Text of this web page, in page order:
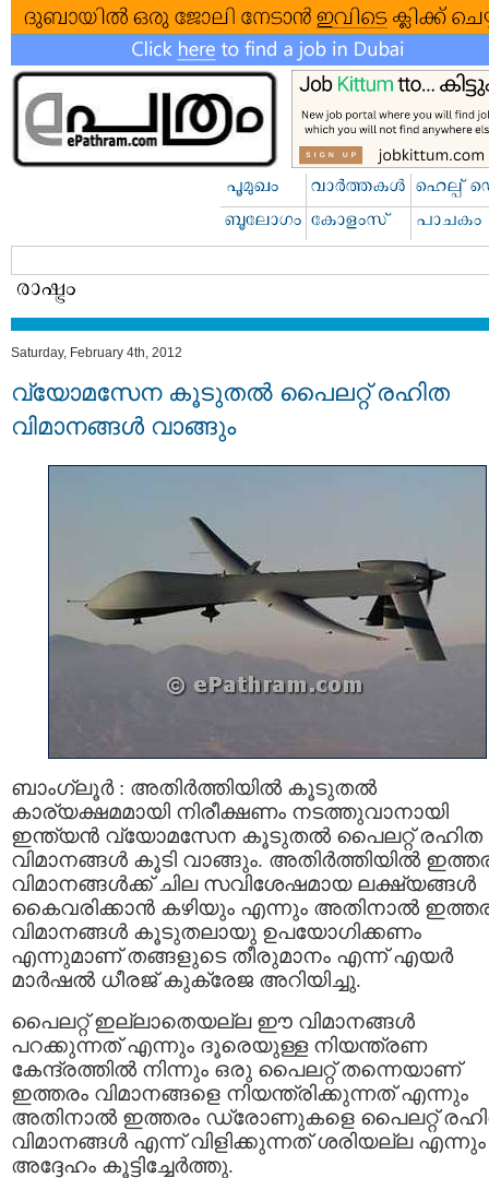
Saturday, February 4th, 2012
വ്യോമസേന കൂടുതല്‍ പൈലറ്റ്‌ രഹിത
വിമാനങ്ങള്‍ വാങ്ങും
ബാംഗ്ലൂര്‍ : അതിര്‍ത്തിയില്‍ കൂടുതല്‍
കാര്യക്ഷമമായി നിരീക്ഷണം നടത്തുവാനായി
ഇന്ത്യന്‍ വ്യോമസേന കൂടുതല്‍ പൈലറ്റ്‌ രഹിത
വിമാനങ്ങള്‍ കൂടി വാങ്ങും. അതിര്‍ത്തിയില്‍
വിമാനങ്ങള്‍ക്ക് ചില സവിശേഷമായ ലക്ഷ്യങ്ങള്‍
കൈവരിക്കാന്‍ കഴിയും എന്നും അതിനാല്‍
വിമാനങ്ങള്‍ കൂടുതലായു ഉപയോഗിക്കണം
എന്നുമാണ് തങ്ങളുടെ തീരുമാനം എന്ന് എയര്‍
മാര്‍ഷല്‍ ധീരജ് കുക്രേജ അറിയിച്ചു.
പൈലറ്റ്‌ ഇല്ലാതെയല്ല ഈ വിമാനങ്ങള്‍
പറക്കുന്നത് എന്നും ദൂരെയുള്ള നിയന്ത്രണ
കേന്ദ്രത്തില്‍ നിന്നും ഒരു പൈലറ്റ്‌ തന്നെയാണ്
ഇത്തരം വിമാനങ്ങളെ നിയന്ത്രിക്കുന്നത് എന്നും
അതിനാല്‍ ഇത്തരം ഡ്രോണുകളെ പൈലറ്റ്‌
വിമാനങ്ങള്‍ എന്ന് വിളിക്കുന്നത് ശരിയല്ല എന്നും
അദ്ദേഹം കൂട്ടിച്ചേര്‍ത്തു.